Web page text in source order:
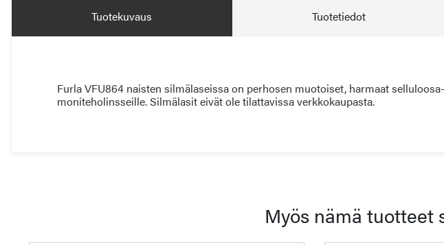
Tuotekuvaus Tuotetiedot
Furla VFU864 naisten silmälaseissa on perhosen muotoiset, harmaat
moniteholinsseille. Silmälasit eivät ole tilattavissa verkkokaupasta.
Myös nämä tuotteet